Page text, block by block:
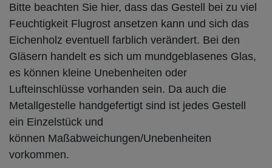
Bitte beachten Sie hier, dass das Gestell bei zu viel
Feuchtigkeit Flugrost ansetzen kann und sich das
Eichenholz eventuell farblich verändert. Bei den
Gläsern handelt es sich um mundgeblasenes Glas,
es können kleine Unebenheiten oder
Lufteinschlüsse vorhanden sein. Da auch die
Metallgestelle handgefertigt sind ist jedes Gestell
ein Einzelstück und
können Maßabweichungen/Unebenheiten
vorkommen.